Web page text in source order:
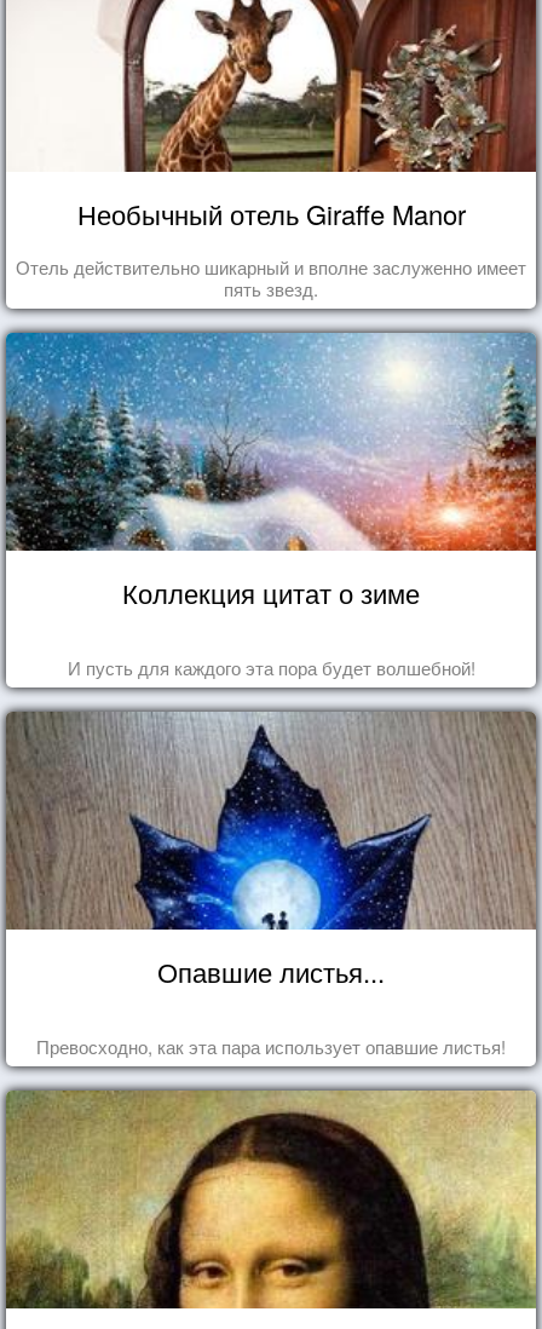
Необычный отель Giraffe Manor
Отель действительно шикарный и вполне заслуженно имеет
пять звезд.
Коллекция цитат о зиме
И пусть для каждого эта пора будет волшебной!
Опавшие листья...
Превосходно, как эта пара использует опавшие листья!